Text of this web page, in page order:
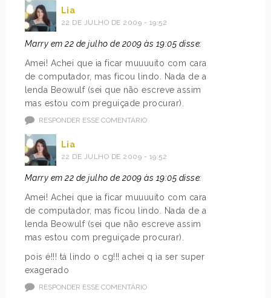
Lia
22 DE JULHO DE 2009 - 19:52
Marry em 22 de julho de 2009 às 19:05 disse:
Amei! Achei que ia ficar muuuuito com cara
de computador, mas ficou lindo. Nada de a
lenda Beowulf (sei que não escreve assim
mas estou com preguiçade procurar).
RESPONDER ESSE COMENTÁRIO
Lia
22 DE JULHO DE 2009 - 19:52
Marry em 22 de julho de 2009 às 19:05 disse:
Amei! Achei que ia ficar muuuuito com cara
de computador, mas ficou lindo. Nada de a
lenda Beowulf (sei que não escreve assim
mas estou com preguiçade procurar).
pois é!!! tá lindo o cg!!! achei q ia ser super
exagerado
RESPONDER ESSE COMENTÁRIO